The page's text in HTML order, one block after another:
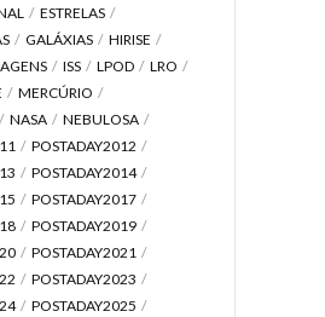
ESTRELAS
GALÁXIAS
HIRISE
ISS LPOD
LRO
MERCÚRIO
NASA
NEBULOSA
POSTADAY2012
POSTADAY2014
POSTADAY2017
POSTADAY2019
POSTADAY2021
POSTADAY2023
POSTADAY2025